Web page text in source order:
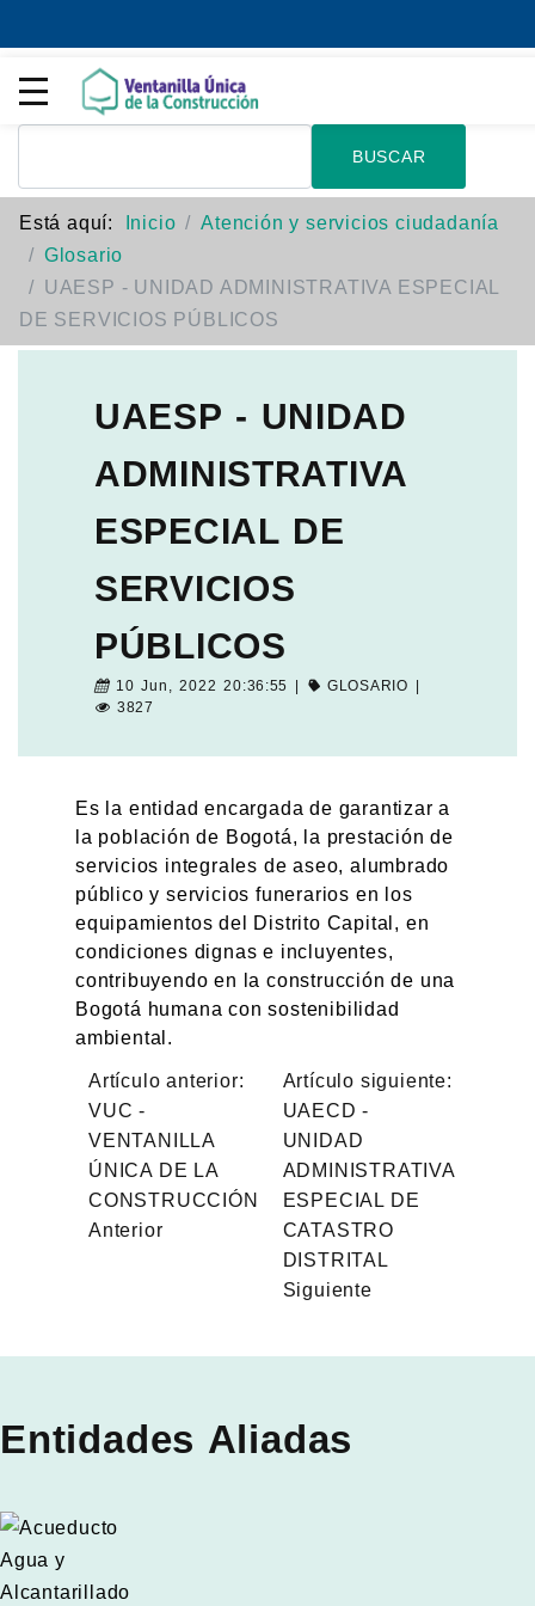
BUSCAR
Está aquí: Inicio
Atención y servicios ciudadanía
Glosario
UAESP - UNIDAD ADMINISTRATIVA ESPECIAL
DE SERVICIOS PÚBLICOS
UAESP - UNIDAD
ADMINISTRATIVA
ESPECIAL DE
SERVICIOS
PÚBLICOS
10 Jun, 2022 20:36:55 | GLOSARIO
3827
Es la entidad encargada de garantizar a
la población de Bogotá, la prestación de
servicios integrales de aseo, alumbrado
público y servicios funerarios en los
equipamientos del Distrito Capital, en
condiciones dignas e incluyentes,
contribuyendo en la construcción de una
Bogotá humana con sostenibilidad
ambiental.
Artículo anterior:
VUC -
VENTANILLA
ÚNICA DE LA
CONSTRUCCIÓN
Anterior
Artículo siguiente:
UAECD -
UNIDAD
ADMINISTRATIVA
ESPECIAL DE
CATASTRO
DISTRITAL
Siguiente
Entidades Aliadas
link